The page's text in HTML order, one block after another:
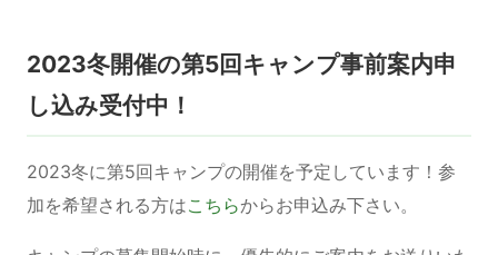
2023冬開催の第5回キャンプ事前案内申
し込み受付中！
2023冬に第5回キャンプの開催を予定しています！参
加を希望される方はこちらからお申込み下さい。